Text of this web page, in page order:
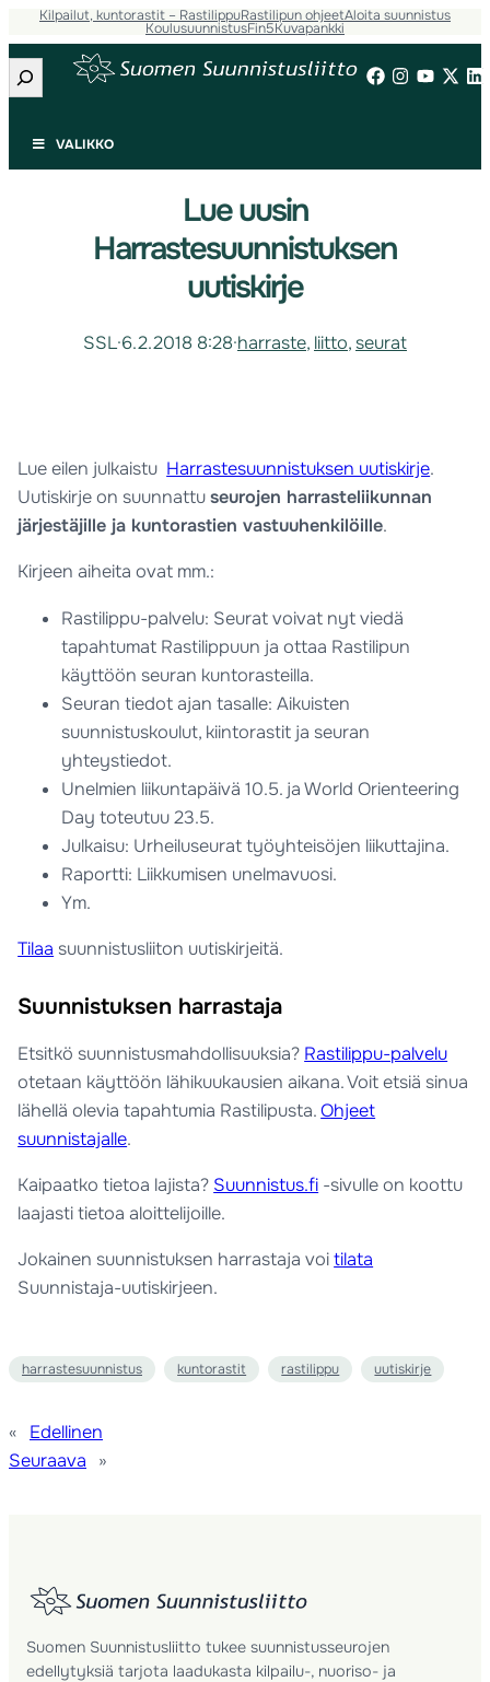
Kilpailut, kuntorastit – RastilippuRastilipun ohjeetAloita suunnistus
KoulusuunnistusFin5Kuvapankki
Etsi
VALIKKO
Lue uusin
Harrastesuunnistuksen
uutiskirje
SSL·6.2.2018 8:28·harraste, liitto, seurat
Lue eilen julkaistu Harrastesuunnistuksen uutiskirje.
Uutiskirje on suunnattuseurojen harrasteliikunnan
järjestäjille ja kuntorastien vastuuhenkilöille.
Kirjeen aiheita ovat mm.:
Rastilippu-palvelu: Seurat voivat nyt viedä
tapahtumat Rastilippuun ja ottaa Rastilipun
käyttöön seuran kuntorasteilla.
Seuran tiedot ajan tasalle: Aikuisten
suunnistuskoulut, kiintorastit ja seuran
yhteystiedot.
Unelmien liikuntapäivä 10.5. ja World Orienteering
Day toteutuu 23.5.
Julkaisu: Urheiluseurat työyhteisöjen liikuttajina.
Raportti: Liikkumisen unelmavuosi.
Ym.
Tilaa suunnistusliiton uutiskirjeitä.
Suunnistuksen harrastaja
Etsitkö suunnistusmahdollisuuksia? Rastilippu-palvelu
otetaan käyttöön lähikuukausien aikana. Voit etsiä sinua
lähellä olevia tapahtumia Rastilipusta.Ohjeet
suunnistajalle.
Kaipaatko tietoa lajista? Suunnistus.fi -sivulle on koottu
laajasti tietoa aloittelijoille.
Jokainen suunnistuksen harrastaja voitilata
Suunnistaja-uutiskirjeen.
harrastesuunnistus kuntorastit rastilippu uutiskirje
«
Edellinen
Seuraava
»
Suomen Suunnistusliitto tukee suunnistusseurojen
edellytyksiä tarjota laadukasta kilpailu-, nuoriso- ja